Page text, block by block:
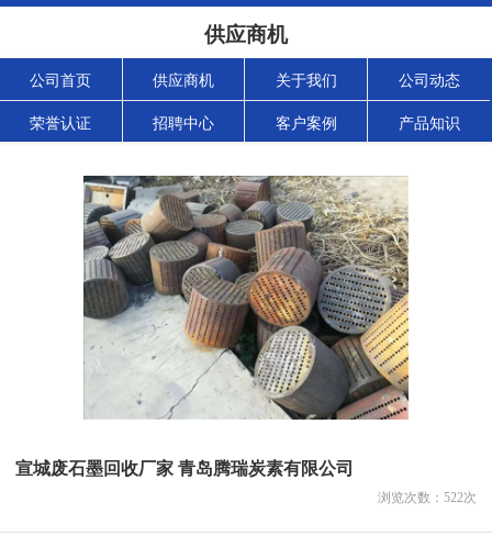
供应商机
公司首页 供应商机 关于我们 公司动态
荣誉认证 招聘中心 客户案例 产品知识
宣城废石墨回收厂家 青岛腾瑞炭素有限公司
浏览次数： 522次